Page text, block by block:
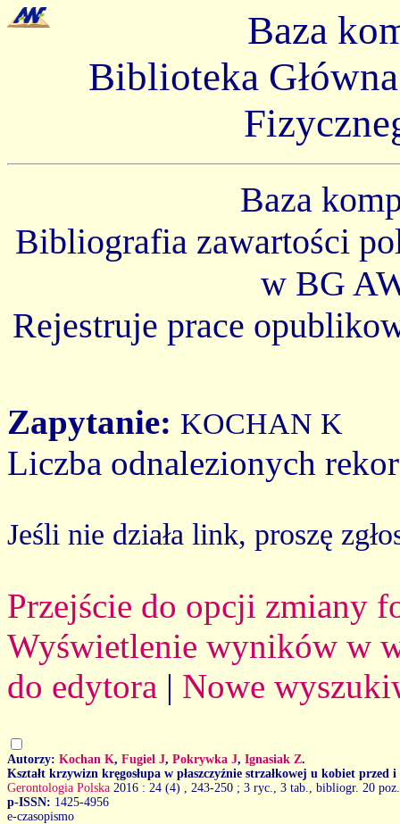
Baza
Biblioteka
Baza
Bibliografia zawartości
w BG
Rejestruje prace
Zapytanie: KOCHAN K
Liczba odnalezionych
Jeśli nie działa link, proszę
Przejście do opcji zmiany
Wyświetlenie wyników w
do edytora | Nowe
Autorzy: Kochan K, Fugiel J, Pokrywka J, Ignasiak Z.
Kształt krzywizn kręgosłupa w płaszczyźnie strzałkowej u kobiet przed
Gerontologia Polska 2016 : 24 (4)
, 243-250 ; 3 ryc., 3 tab., bibliogr. 20 poz.
p-ISSN: 1425-4956
e-czasopismo